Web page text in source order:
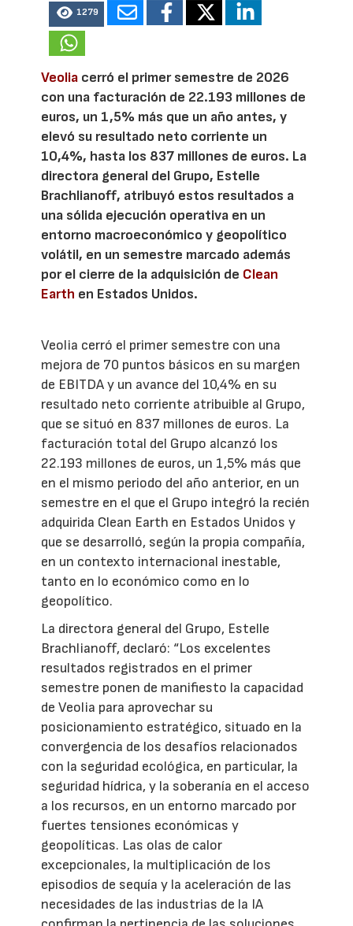
1279
Veolia cerró el primer semestre de 2026
con una facturación de 22.193 millones de
euros, un 1,5% más que un año antes, y
elevó su resultado neto corriente un
10,4%, hasta los 837 millones de euros. La
directora general del Grupo, Estelle
Brachlianoff, atribuyó estos resultados a
una sólida ejecución operativa en un
entorno macroeconómico y geopolítico
volátil, en un semestre marcado además
por el cierre de la adquisición de Clean
Earth en Estados Unidos.
Veolia cerró el primer semestre con una
mejora de 70 puntos básicos en su margen
de EBITDA y un avance del 10,4% en su
resultado neto corriente atribuible al Grupo,
que se situó en 837 millones de euros. La
facturación total del Grupo alcanzó los
22.193 millones de euros, un 1,5% más que
en el mismo periodo del año anterior, en un
semestre en el que el Grupo integró la recién
adquirida Clean Earth en Estados Unidos y
que se desarrolló, según la propia compañía,
en un contexto internacional inestable,
tanto en lo económico como en lo
geopolítico.
La directora general del Grupo, Estelle
Brachlianoff, declaró: “Los excelentes
resultados registrados en el primer
semestre ponen de manifiesto la capacidad
de Veolia para aprovechar su
posicionamiento estratégico, situado en la
convergencia de los desafíos relacionados
con la seguridad ecológica, en particular, la
seguridad hídrica, y la soberanía en el acceso
a los recursos, en un entorno marcado por
fuertes tensiones económicas y
geopolíticas. Las olas de calor
excepcionales, la multiplicación de los
episodios de sequía y la aceleración de las
necesidades de las industrias de la IA